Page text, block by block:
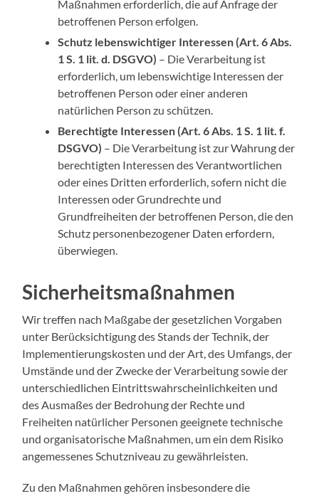
Maßnahmen erforderlich, die auf Anfrage der
betroffenen Person erfolgen.
Schutz lebenswichtiger Interessen (Art. 6 Abs.
1 S. 1 lit. d. DSGVO) – Die Verarbeitung ist
erforderlich, um lebenswichtige Interessen der
betroffenen Person oder einer anderen
natürlichen Person zu schützen.
Berechtigte Interessen (Art. 6 Abs. 1 S. 1 lit. f.
DSGVO) – Die Verarbeitung ist zur Wahrung der
berechtigten Interessen des Verantwortlichen
oder eines Dritten erforderlich, sofern nicht die
Interessen oder Grundrechte und
Grundfreiheiten der betroffenen Person, die den
Schutz personenbezogener Daten erfordern,
überwiegen.
Sicherheitsmaßnahmen
Wir treffen nach Maßgabe der gesetzlichen Vorgaben
unter Berücksichtigung des Stands der Technik, der
Implementierungskosten und der Art, des Umfangs, der
Umstände und der Zwecke der Verarbeitung sowie der
unterschiedlichen Eintrittswahrscheinlichkeiten und
des Ausmaßes der Bedrohung der Rechte und
Freiheiten natürlicher Personen geeignete technische
und organisatorische Maßnahmen, um ein dem Risiko
angemessenes Schutzniveau zu gewährleisten.
Zu den Maßnahmen gehören insbesondere die